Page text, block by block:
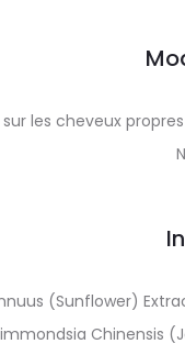
sur les cheveux
(Sunflower)
Chinensis